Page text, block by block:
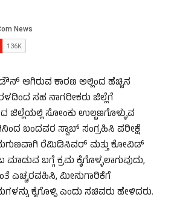
ಡೌನ್ ಆಗಿರುವ ಕಾರಣ ಅಲ್ಲಿಂದ ಹೆಚ್ಚಿನ
ಸಹ ನಾಗರೀಕರು ಜಿಲ್ಲೆಗೆ
ಜಿಲ್ಲೆಯಲ್ಲಿ ಸೋಂಕು ಉಲ್ಬಣಗೊಳ್ಳುವ
ಬಂದವರ ಸ್ವಾಬ್ ಸಂಗ್ರಹಿಸಿ ಪರೀಕ್ಷೆ
ರೆಮಿಡಿಸಿವರ್ ಮತ್ತು ಕೋವಿಡ್
ಬಗ್ಗೆ ಕ್ರಮ ಕೈಗೊಳ್ಳಲಾಗುವುದು,
ಎಚ್ಚರವಹಿಸಿ, ಮೀನುಗಾರಿಕೆಗೆ
ಕೈಗೊಳ್ಳಿ ಎಂದು ಸಚಿವರು ಹೇಳಿದರು.